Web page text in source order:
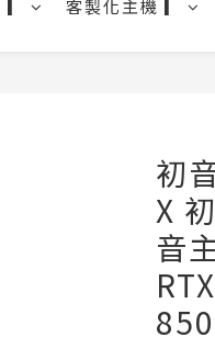
周邊滿1500折100 / 2500折
▎
客製化主機 ▎
初
X
音